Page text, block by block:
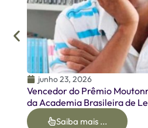
junho 23, 2026
Vencedor do Prêmio
da Academia Brasileira de
Saiba mais ...